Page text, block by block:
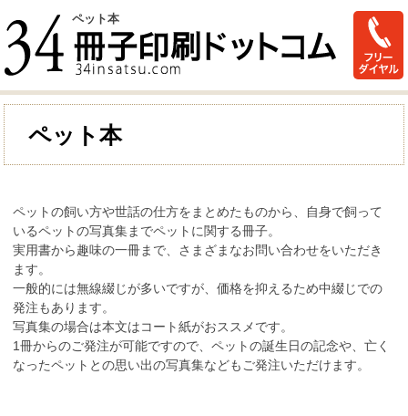
ペット本
ペット本
ペットの飼い方や世話の仕方をまとめたものから、自身で飼って
いるペットの写真集までペットに関する冊子。
実用書から趣味の一冊まで、さまざまなお問い合わせをいただき
ます。
一般的には無線綴じが多いですが、価格を抑えるため中綴じでの
発注もあります。
写真集の場合は本文はコート紙がおススメです。
1冊からのご発注が可能ですので、ペットの誕生日の記念や、亡く
なったペットとの思い出の写真集などもご発注いただけます。